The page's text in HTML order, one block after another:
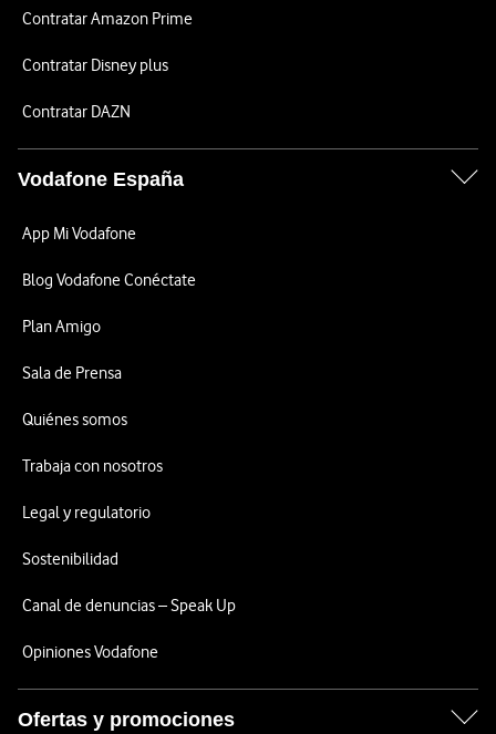
Contratar Amazon Prime
Contratar Disney plus
Contratar DAZN
Vodafone España
App Mi Vodafone
Blog Vodafone Conéctate
Plan Amigo
Sala de Prensa
Quiénes somos
Trabaja con nosotros
Legal y regulatorio
Sostenibilidad
Canal de denuncias – Speak Up
Opiniones Vodafone
Ofertas y promociones